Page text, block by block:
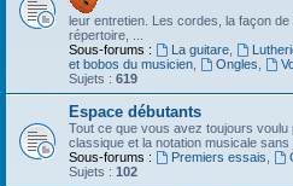
leur entretien. Les cordes, la façon
répertoire, ...
Sous-forums :
La guitare,
et bobos du musicien
Ongles
Sujets : 619
Espace débutants
Tout ce que vous avez toujours
classique et la notation musicale
Sous-forums :
Premiers essais
Sujets : 102